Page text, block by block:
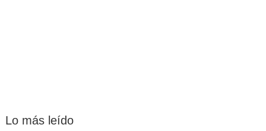
Lo más leído